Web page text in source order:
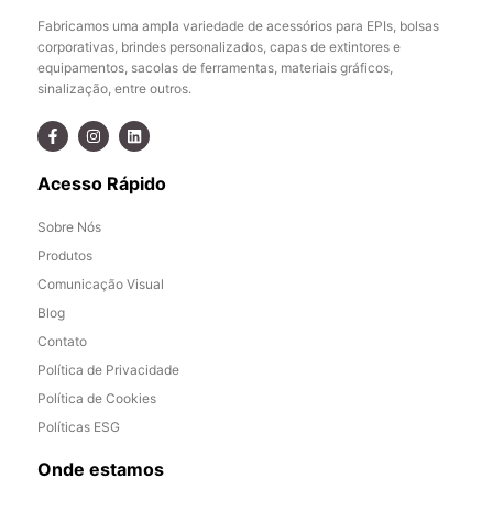
Fabricamos uma ampla variedade de acessórios para EPIs, bolsas
corporativas, brindes personalizados, capas de extintores e
equipamentos, sacolas de ferramentas, materiais gráficos,
sinalização, entre outros.
Acesso Rápido
Sobre Nós
Produtos
Comunicação Visual
Blog
Contato
Política de Privacidade
Política de Cookies
Políticas ESG
Onde estamos